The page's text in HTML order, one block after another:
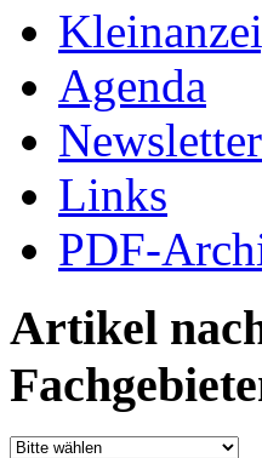
Agenda
Links
PDF-
Artikel